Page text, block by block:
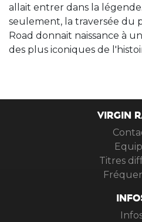
allait entrer dans la
seulement, la traversée du
Road donnait naissance à
des plus iconiques de
VIRGIN
Titres